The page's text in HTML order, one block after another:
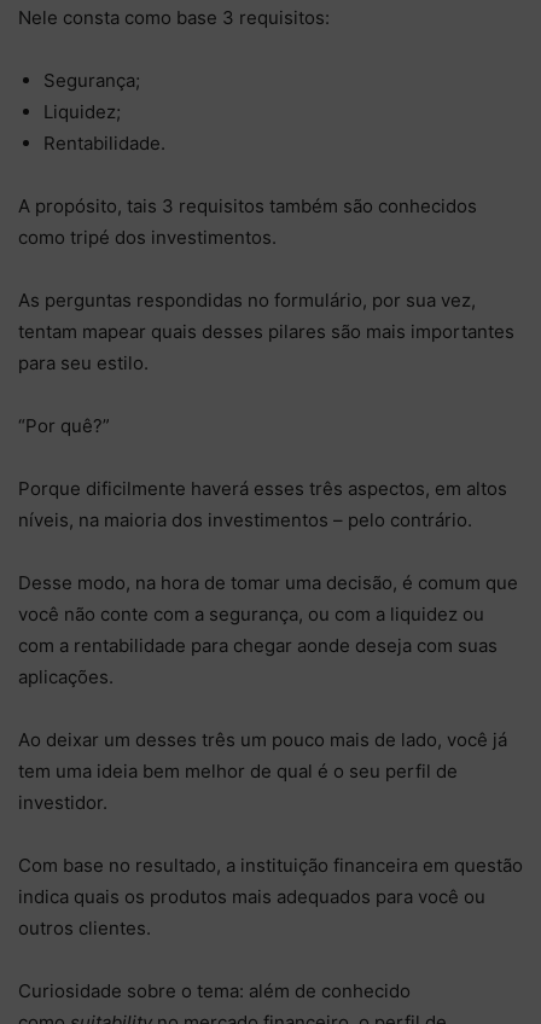
Nele consta como base 3 requisitos:
Segurança;
Liquidez;
Rentabilidade.
A propósito, tais 3 requisitos também são conhecidos
como tripé dos investimentos.
As perguntas respondidas no formulário, por sua vez,
tentam mapear quais desses pilares são mais importantes
para seu estilo.
“Por quê?”
Porque dificilmente haverá esses três aspectos, em altos
níveis, na maioria dos investimentos – pelo contrário.
Desse modo, na hora de tomar uma decisão, é comum que
você não conte com a segurança, ou com a liquidez ou
com a rentabilidade para chegar aonde deseja com suas
aplicações.
Ao deixar um desses três um pouco mais de lado, você já
tem uma ideia bem melhor de qual é o seu perfil de
investidor.
Com base no resultado, a instituição financeira em questão
indica quais os produtos mais adequados para você ou
outros clientes.
Curiosidade sobre o tema: além de conhecido